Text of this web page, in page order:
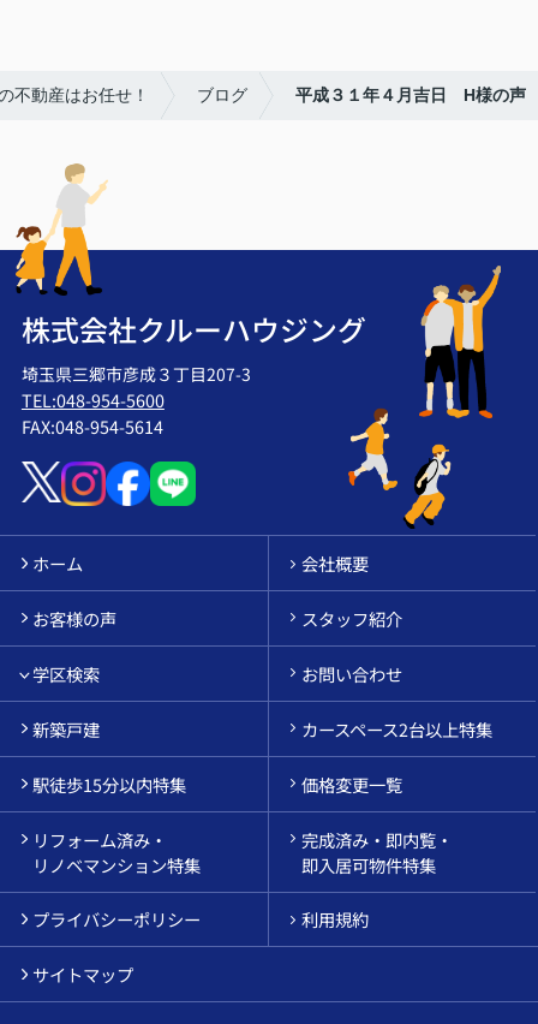
不動産はお任せ！ ブログ 平成３１年４月吉日 H様の声
株式会社クルーハウジング
埼玉県三郷市彦成３丁目207-3
TEL:048-954-5600
FAX:048-954-5614
ホーム 会社概要
お客様の声 スタッフ紹介
学区検索 お問い合わせ
新築戸建 カースペース2台以上特集
駅徒歩15分以内特集 価格変更一覧
リフォーム済み・
リノベマンション特集
完成済み・即内覧・
即入居可物件特集
プライバシーポリシー 利用規約
サイトマップ